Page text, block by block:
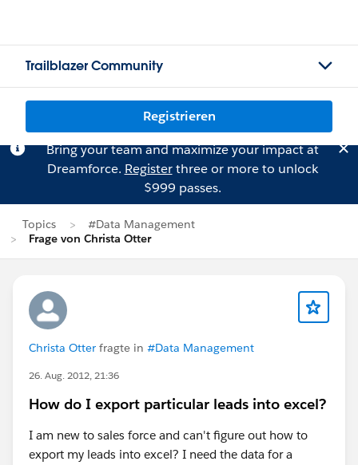
Trailblazer Community
Registrieren
Bring your team and maximize your impact at
Dreamforce. Registerthree or more to unlock
$999 passes.
Topics
#Data Management
Frage von Christa Otter
Christa Otter fragte in #Data Management
26. Aug. 2012, 21:36
How do I export particular leads into excel?
I am new to sales force and can't figure out how to
export my leads into excel? I need the data for a